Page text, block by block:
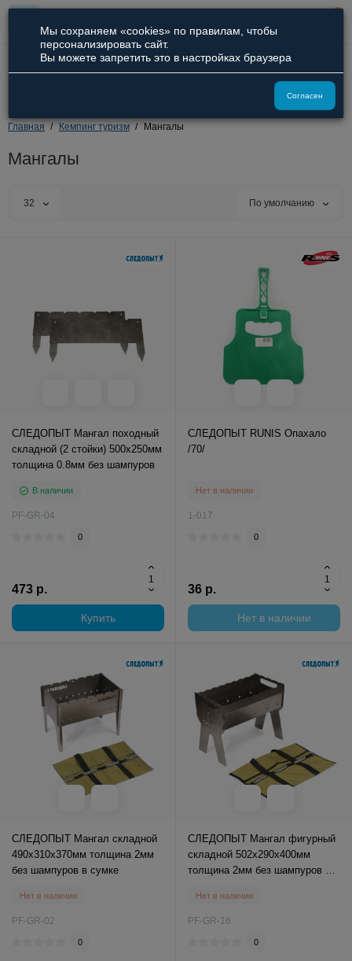
8 (800) 551-09-94
8 (929) 836-66-51
Главная Кемпинг туризм Мангалы
Мангалы
32 По умолчанию
СЛЕДОПЫТ Мангал походный
складной (2 стойки) 500х250мм
толщина 0.8мм без шампуров
В наличии
PF-GR-04
0
473 р.
Купить
СЛЕДОПЫТ RUNIS Опахало
/70/
Нет в наличии
1-017
0
36 р.
Нет в наличии
СЛЕДОПЫТ Мангал складной
490х310х370мм толщина 2мм
без шампуров в сумке
Нет в наличии
PF-GR-02
0
СЛЕДОПЫТ Мангал фигурный
складной 502х290х400мм
толщина 2мм без шампуров в
Нет в наличии
PF-GR-16
0
Мы сохраняем «cookies» по правилам, чтобы
персонализировать сайт.
Вы можете запретить это в настройках браузера
Согласен